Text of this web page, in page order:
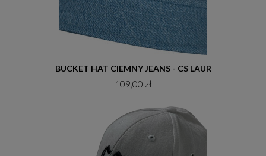
Do koszyka
BUCKET HAT CIEMNY JEANS - CS LAUR
109,00 zł